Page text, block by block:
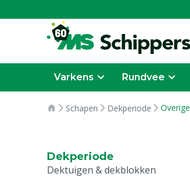
Varkens Rundvee
Schapen Dekperiode Overige
Dekperiode
Dektuigen & dekblokken